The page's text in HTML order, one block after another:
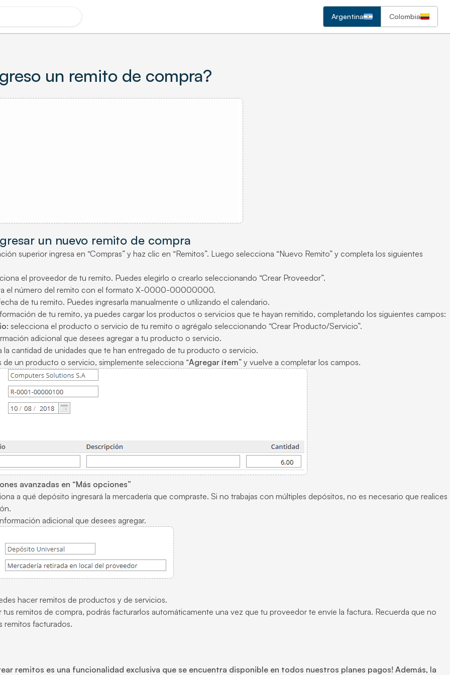
Argentina Colombia
un remito de compra?
un nuevo remito de compra
superior ingresa en “Compras” y haz clic en “Remitos”. Luego selecciona “Nuevo Remito” y completa los siguientes
el proveedor de tu remito. Puedes elegirlo o crearlo seleccionando “Crear Proveedor”.
el número del remito con el formato X-0000-00000000.
de tu remito. Puedes ingresarla manualmente o utilizando el calendario.
de tu remito, ya puedes cargar los productos o servicios que te hayan remitido, completando los siguientes campos:
selecciona el producto o servicio de tu remito o agrégalo seleccionando “Crear Producto/Servicio”.
adicional que desees agregar a tu producto o servicio.
la cantidad de unidades que te han entregado de tu producto o servicio.
de un producto o servicio, simplemente selecciona “Agregar ítem” y vuelve a completar los campos.
avanzadas en “Más opciones”
a qué depósito ingresará la mercadería que compraste. Si no trabajas con múltiples depósitos, no es necesario que realices
adicional que desees agregar.
hacer remitos de productos y de servicios.
tus remitos de compra, podrás facturarlos automáticamente una vez que tu proveedor te envíe la factura. Recuerda que no
remitos facturados.
remitos es una funcionalidad exclusiva que se encuentra disponible en todos nuestros planes pagos! Además, la